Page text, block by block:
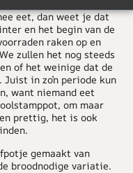
eet, dan weet je dat
en het begin van de
raken op en
zullen het nog steeds
of het weinige dat de
in zo’n periode kun
want niemand eet
om maar
prettig, het is ook
gemaakt van
broodnodige variatie.